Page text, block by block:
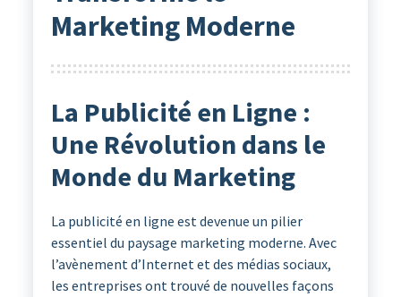
Marketing Moderne
La Publicité en Ligne :
Une Révolution dans le
Monde du Marketing
La publicité en ligne est devenue un pilier
essentiel du paysage marketing moderne. Avec
l’avènement d’Internet et des médias sociaux,
les entreprises ont trouvé de nouvelles façons